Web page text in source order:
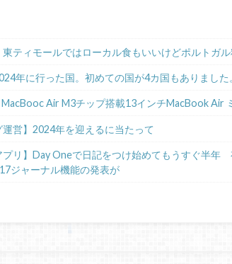
東ティモールではローカル食もいいけどポルトガ
年に行った国。初めての国が4カ国もありました
MacBooc Air M3チップ搭載13インチMacBook Air
運営】2024年を迎えるに当たって
プリ】Day Oneで日記をつけ始めてもうすぐ半年
ジャーナル機能の発表が